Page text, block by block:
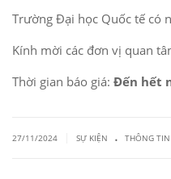
Trường Đại học Quốc tế có
Kính mời các đơn vị quan
Thời gian báo giá: Đến hết
27/11/2024 SỰ KIỆN . THÔNG